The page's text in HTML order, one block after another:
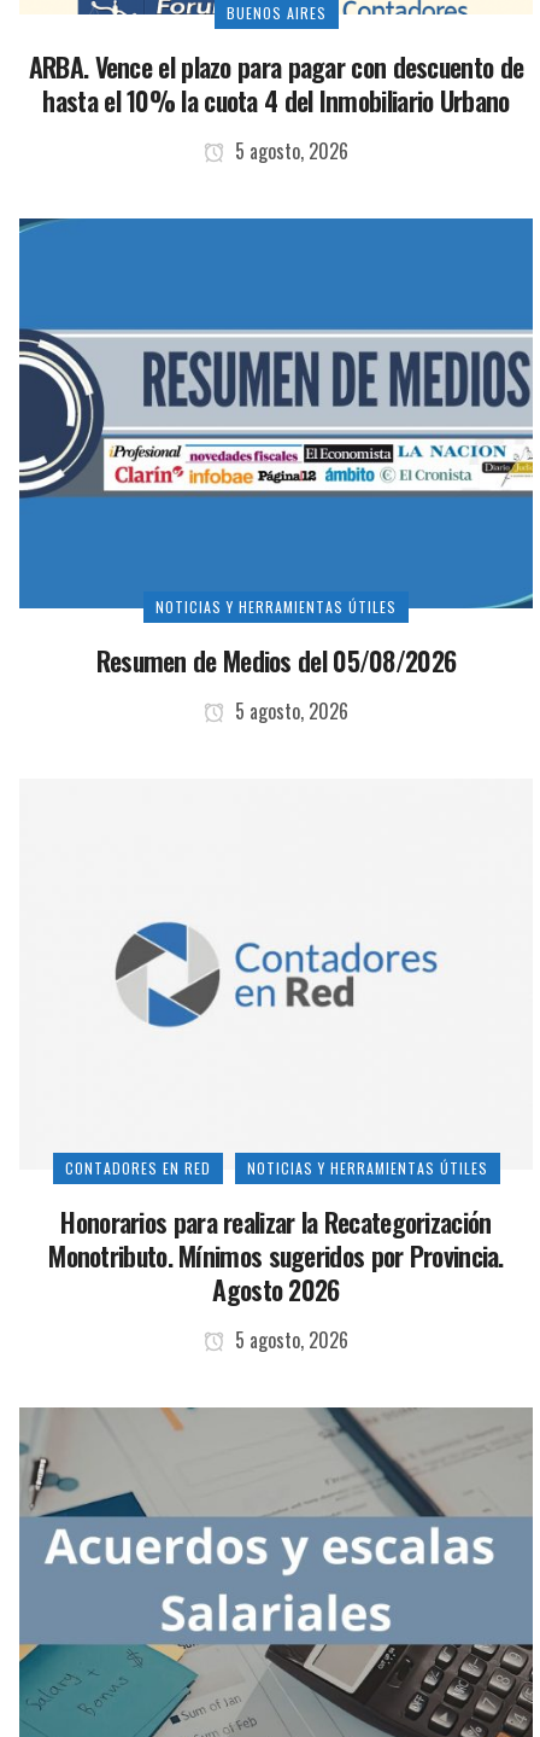
BUENOS AIRES
ARBA. Vence el plazo para pagar con descuento de
hasta el 10% la cuota 4 del Inmobiliario Urbano
5 agosto, 2026
NOTICIAS Y HERRAMIENTAS ÚTILES
Resumen de Medios del 05/08/2026
5 agosto, 2026
CONTADORES EN RED NOTICIAS Y HERRAMIENTAS ÚTILES
Honorarios para realizar la Recategorización
Monotributo. Mínimos sugeridos por Provincia.
Agosto 2026
5 agosto, 2026